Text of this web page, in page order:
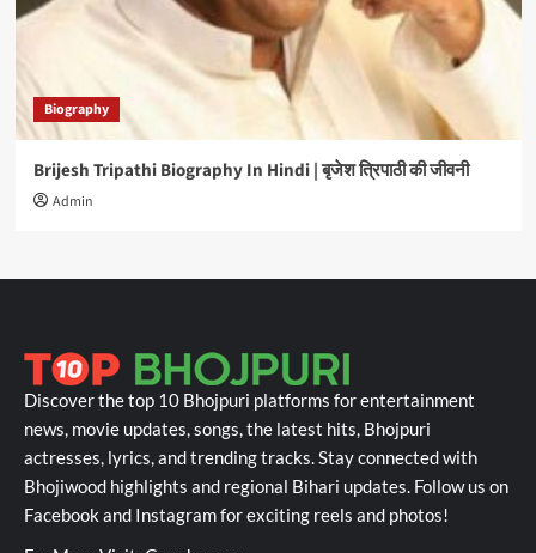
Biography
Brijesh Tripathi Biography In Hindi | बृजेश त्रिपाठी की जीवनी
Admin
Discover the top 10 Bhojpuri platforms for entertainment
news, movie updates, songs, the latest hits, Bhojpuri
actresses, lyrics, and trending tracks. Stay connected with
Bhojiwood highlights and regional Bihari updates. Follow us on
Facebook and Instagram for exciting reels and photos!